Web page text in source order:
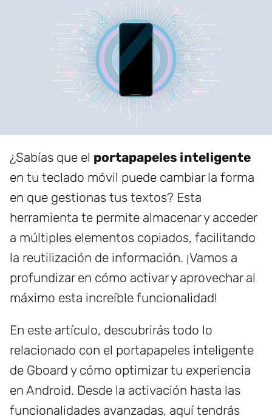
¿Sabías que el portapapeles inteligente
en tu teclado móvil puede cambiar la forma
en que gestionas tus textos? Esta
herramienta te permite almacenar y acceder
a múltiples elementos copiados, facilitando
la reutilización de información. ¡Vamos a
profundizar en cómo activar y aprovechar al
máximo esta increíble funcionalidad!
En este artículo, descubrirás todo lo
relacionado con el portapapeles inteligente
de Gboard y cómo optimizar tu experiencia
en Android. Desde la activación hasta las
funcionalidades avanzadas, aquí tendrás